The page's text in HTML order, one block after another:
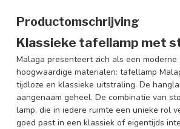
Productomschrijving
Klassieke tafellamp met
Malaga presenteert zich als een
hoogwaardige materialen: tafellamp
tijdloze en klassieke uitstraling. De
aangenaam geheel. De combinatie van
lamp, die in iedere ruimte een unieke rol
goed past in een klassiek of eigentijds